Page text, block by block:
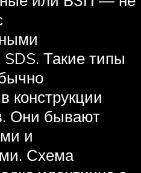
Такие типы
конструкции
Они бывают
и
Схема